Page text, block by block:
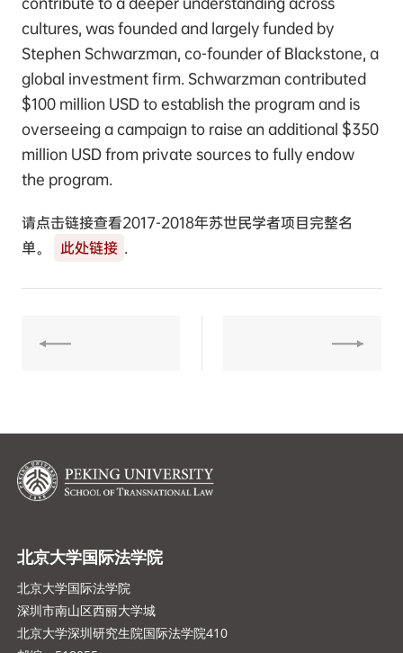
cultures, was founded and largely funded by
Stephen Schwarzman, co-founder of Blackstone, a
global investment firm. Schwarzman contributed
$100 million USD to establish the program and is
overseeing a campaign to raise an additional $350
million USD from private sources to fully endow
the program.
请点击链接查看2017-2018年苏世民学者项目完整名
单。
此处链接 .
北京大学国际法学院
北京大学国际法学院
深圳市南山区西丽大学城
北京大学深圳研究生院国际法学院410